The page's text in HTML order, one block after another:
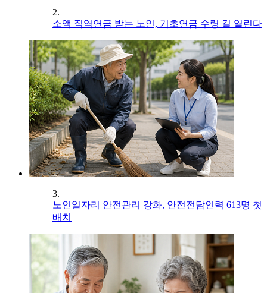
2.
소액 직역연금 받는 노인, 기초연금 수령 길 열린다
3.
노인일자리 안전관리 강화, 안전전담인력 613명 첫
배치